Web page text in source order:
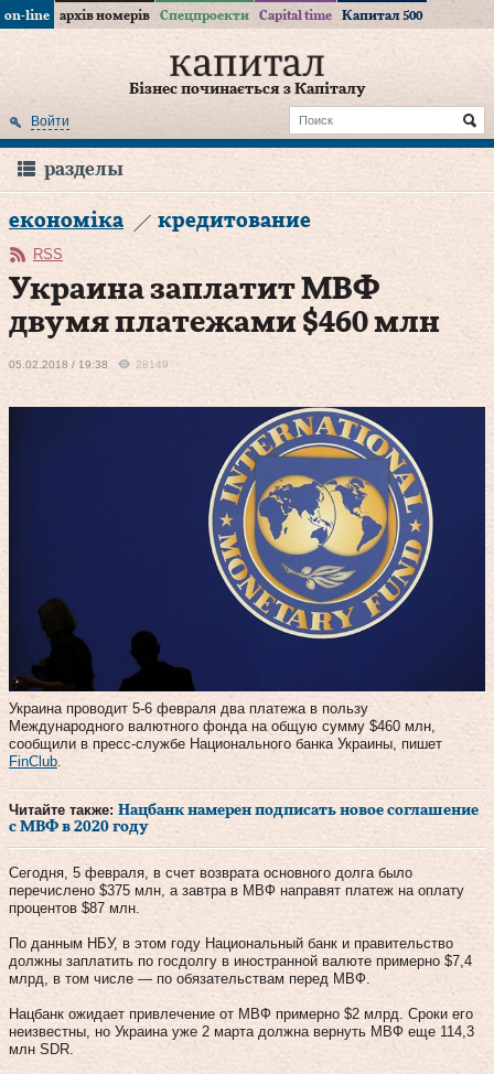
on-line архів номерів Спецпроекти Capital time Капитал 500
Бізнес починається з Капіталу
Войти
разделы
економіка кредитование
RSS
Украина заплатит МВФ
двумя платежами $460 млн
05.02.2018 / 19:38 28149
Украина проводит 5-6 февраля два платежа в пользу
Международного валютного фонда на общую сумму $460 млн,
сообщили в пресс-службе Национального банка Украины, пишет
FinClub
Читайте также: Нацбанк намерен подписать новое соглашение
с МВФ в 2020 году
Сегодня, 5 февраля, в счет возврата основного долга было
перечислено $375 млн, а завтра в МВФ направят платеж на оплату
процентов $87 млн.
По данным НБУ, в этом году Национальный банк и правительство
должны заплатить по госдолгу в иностранной валюте примерно $7,4
млрд, в том числе — по обязательствам перед МВФ.
Нацбанк ожидает привлечение от МВФ примерно $2 млрд. Сроки его
неизвестны, но Украина уже 2 марта должна вернуть МВФ еще 114,3
млн SDR.